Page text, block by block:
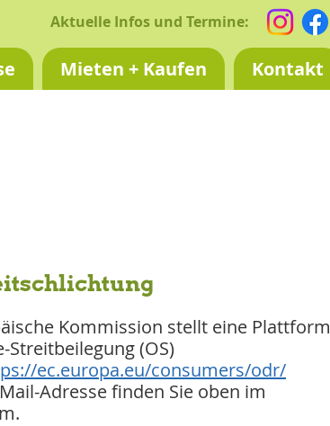
Aktuelle Infos und Termine:
Mieten + Kaufen Kontakt
Kommission stellt eine Plattform
Streitbeilegung (OS)
ec.europa.eu/consumers/odr/
Adresse finden Sie oben im